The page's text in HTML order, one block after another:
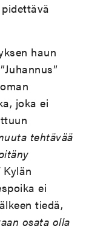
haun
joka ei
tehtävää
Kylän
ei
tiedä,
osata olla